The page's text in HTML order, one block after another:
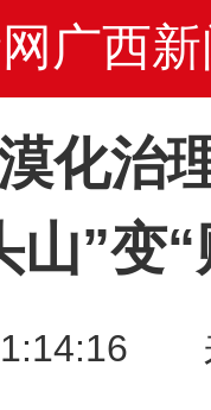
广西新
化治
山”变